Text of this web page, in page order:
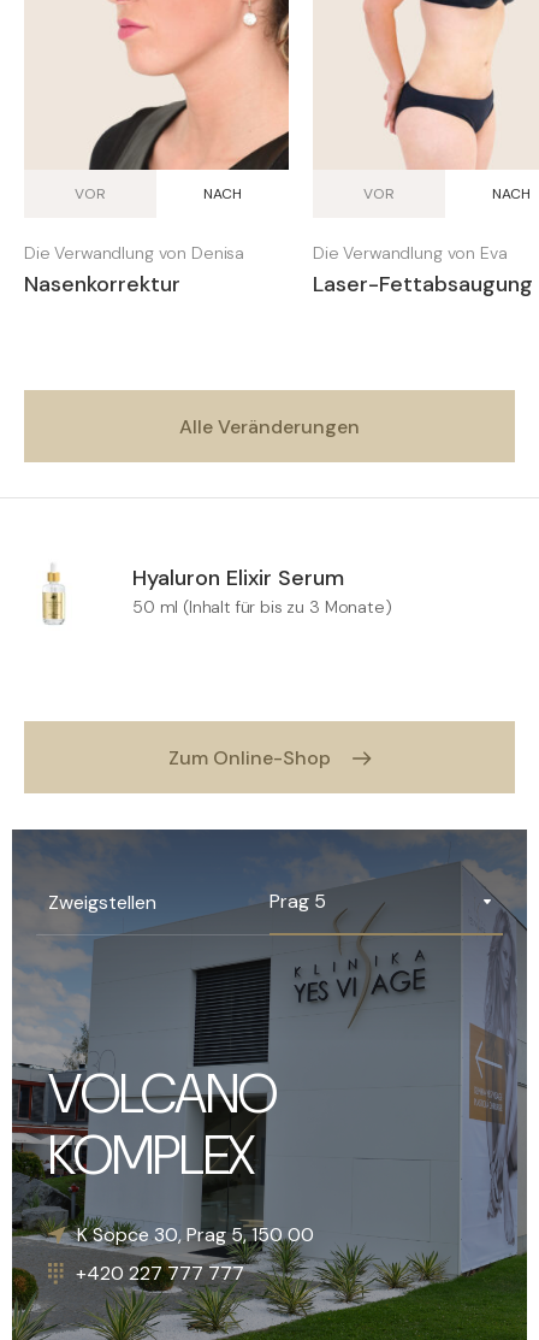
VOR NACH
Die Verwandlung von Denisa
Nasenkorrektur
VOR NACH
Die Verwandlung von Eva
Laser-Fettabsaugung
Alle Veränderungen
Hyaluron Elixir Serum
50 ml (Inhalt für bis zu 3 Monate)
Zum Online-Shop
Zweigstellen Prag 5
VOLCANO
KOMPLEX
K Sopce 30, Prag 5, 150 00
+420 227 777 777
Náměstí Svobody 15, Brno, 602 00
+420 227 777 777
+1